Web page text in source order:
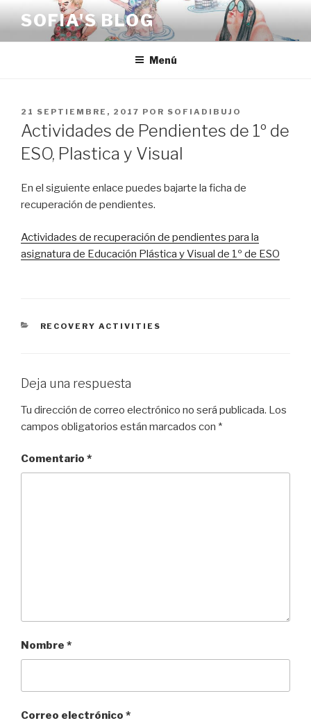
contenido
SOFIA'S BLOG
Menú
PUBLICADO
EL
21 SEPTIEMBRE, 2017 POR SOFIADIBUJO
Actividades de Pendientes de 1º de
ESO, Plastica y Visual
En el siguiente enlace puedes bajarte la ficha de
recuperación de pendientes.
Actividades de recuperación de pendientes para la
asignatura de Educación Plástica y Visual de 1º de ESO
CATEGORÍAS
RECOVERY ACTIVITIES
Deja una respuesta
Tu dirección de correo electrónico no será publicada. Los
campos obligatorios están marcados con *
Comentario *
Nombre *
Correo electrónico *